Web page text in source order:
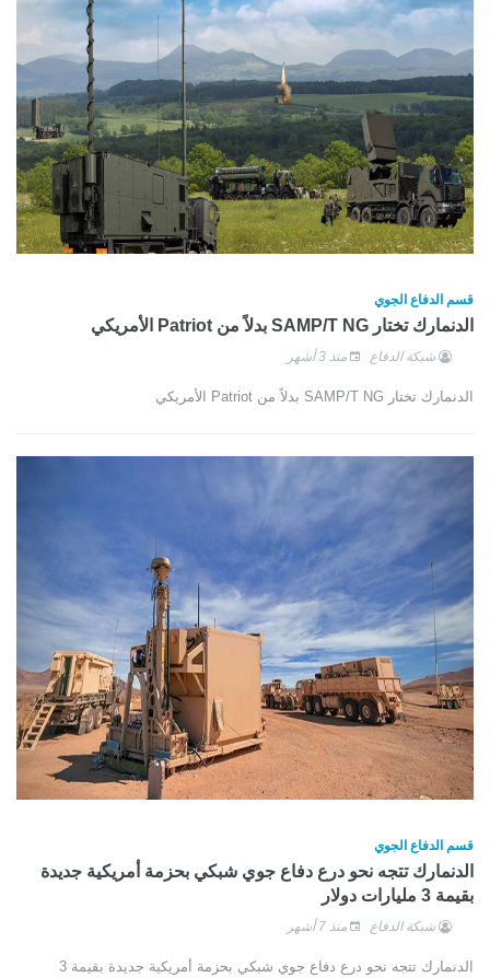
قسم الدفاع الجوي
الدنمارك تختار SAMP/T NG بدلاً من Patriot الأمريكي
شبكة الدفاع منذ 3 أشهر
الدنمارك تختار SAMP/T NG بدلاً من Patriot الأمريكي
قسم الدفاع الجوي
الدنمارك تتجه نحو درع دفاع جوي شبكي بحزمة أمريكية جديدة
بقيمة 3 مليارات دولار
شبكة الدفاع منذ 7 أشهر
الدنمارك تتجه نحو درع دفاع جوي شبكي بحزمة أمريكية جديدة بقيمة 3